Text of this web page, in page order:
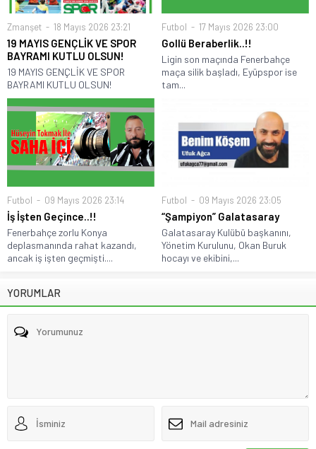
Zmanşet 18 Mayıs 2026 23:21
19 MAYIS GENÇLİK VE SPOR
BAYRAMI KUTLU OLSUN!
19 MAYIS GENÇLİK VE SPOR
BAYRAMI KUTLU OLSUN!
Futbol 17 Mayıs 2026 23:00
Gollü Beraberlik..!!
Ligin son maçında Fenerbahçe
maça silik başladı, Eyüpspor ise
tam...
Futbol 09 Mayıs 2026 23:14
İş İşten Geçince..!!
Fenerbahçe zorlu Konya
deplasmanında rahat kazandı,
ancak iş işten geçmişti....
Futbol 09 Mayıs 2026 23:05
“Şampiyon” Galatasaray
Galatasaray Kulübü başkanını,
Yönetim Kurulunu, Okan Buruk
hocayı ve ekibini,...
YORUMLAR